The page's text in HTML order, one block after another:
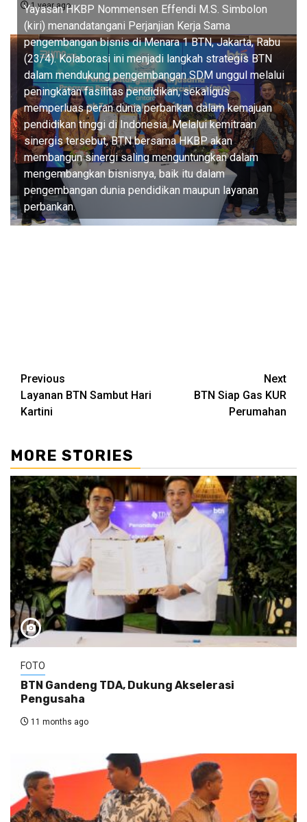
1 year ago
Yayasan HKBP Nommensen Effendi M.S. Simbolon
(kiri) menandatangani Perjanjian Kerja Sama
pengembangan bisnis di Menara 1 BTN, Jakarta, Rabu
(23/4). Kolaborasi ini menjadi langkah strategis BTN
dalam mendukung pengembangan SDM unggul melalui
peningkatan fasilitas pendidikan, sekaligus
memperluas peran dunia perbankan dalam kemajuan
pendidikan tinggi di Indonesia. Melalui kemitraan
sinergis tersebut, BTN bersama HKBP akan
membangun sinergi saling menguntungkan dalam
mengembangkan bisnisnya, baik itu dalam
pengembangan dunia pendidikan maupun layanan
perbankan.
Continue
Reading
Previous
Layanan BTN Sambut Hari
Kartini
Next
BTN Siap Gas KUR
Perumahan
MORE STORIES
FOTO
BTN Gandeng TDA, Dukung Akselerasi
Pengusaha
11 months ago